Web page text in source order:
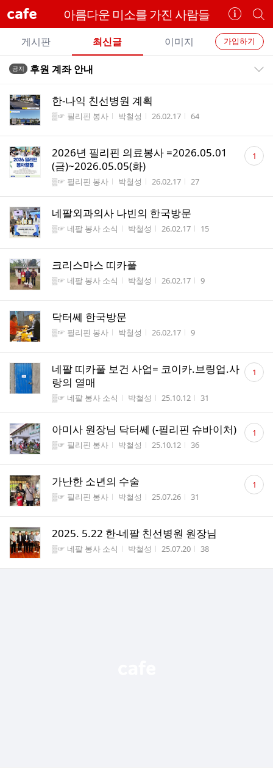
cafe 아름다운 미소를 가진 사람들
카
페
정
보
개
별
카
페
검
카
페
메
뉴
가입하기
게시판 최신글 이미지
전
글
트
공지 후원 계좌 안내
한-나익 친선병원 계획
게시판명
▒☞ 필리핀 봉사 작성자
박철성 작성시간
26.02.17 조회수
64
2026년 필리핀 의료봉사 =2026.05.01
(금)~2026.05.05(화)
게시판명
▒☞ 필리핀 봉사 작성자
박철성 작성시간
26.02.17 조회수
27
댓
글 1
네팔외과의사 나빈의 한국방문
게시판명
▒☞ 네팔 봉사 소식 작성자
박철성 작성시간
26.02.17 조회수
15
크리스마스 띠카풀
게시판명
▒☞ 네팔 봉사 소식 작성자
박철성 작성시간
26.02.17 조회수
9
닥터쎄 한국방문
게시판명
▒☞ 필리핀 봉사 작성자
박철성 작성시간
26.02.17 조회수
9
네팔 띠카풀 보건 사업= 코이카.브링업.사
랑의 열매
게시판명
▒☞ 네팔 봉사 소식 작성자
박철성 작성시간
25.10.12 조회수
31
댓
글 1
아미사 원장님 닥터쎄 (-필리핀 슈바이처)
게시판명
▒☞ 필리핀 봉사 작성자
박철성 작성시간
25.10.12 조회수
36
댓
글 1
가난한 소년의 수술
게시판명
▒☞ 필리핀 봉사 작성자
박철성 작성시간
25.07.26 조회수
31
댓
글 1
2025. 5.22 한-네팔 친선병원 원장님
게시판명
▒☞ 네팔 봉사 소식 작성자
박철성 작성시간
25.07.20 조회수
38